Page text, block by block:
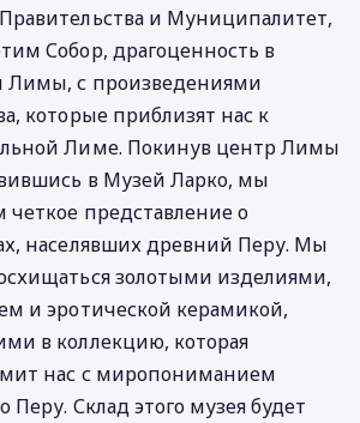
и Муниципалитет,
Собор, драгоценность в
Лимы, с произведениями
которые приблизят нас к
Лиме. Покинув центр Лимы
в Музей Ларко, мы
четкое представление о
населявших древний Перу. Мы
золотыми изделиями,
и эротической керамикой,
в коллекцию, которая
нас с миропониманием
Перу. Склад этого музея будет